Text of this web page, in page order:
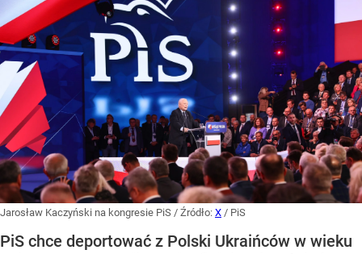
Jarosław Kaczyński na kongresie PiS / Źródło: X / PiS
PiS chce deportować z Polski Ukraińców w wieku